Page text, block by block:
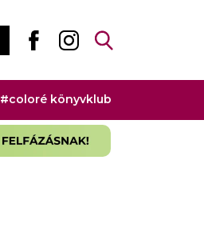
#coloré könyvklub